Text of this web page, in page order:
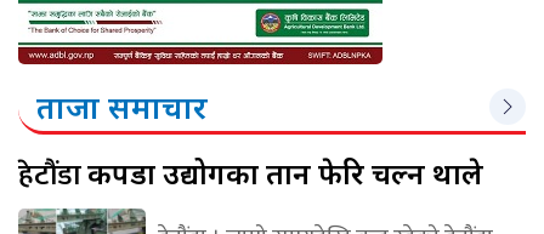
ताजा समाचार
हेटौंडाकपडा उद्योगका तान फेरि चल्न थाले